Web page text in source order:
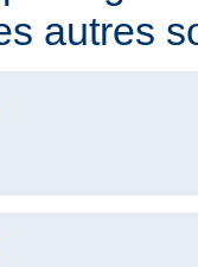
autres